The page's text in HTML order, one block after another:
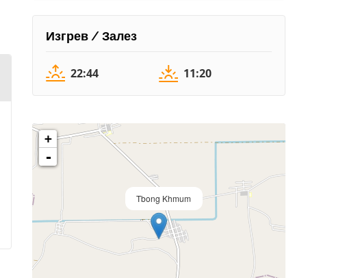
Изгрев / Залез
22:44 11:20
Tbong Khmum
+
-